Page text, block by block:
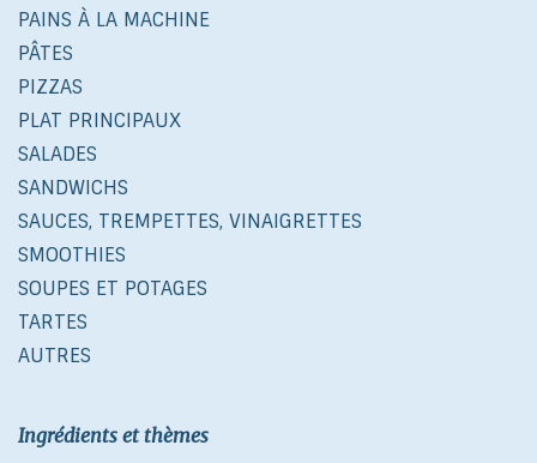
PAINS À LA MACHINE
PÂTES
PIZZAS
PLAT PRINCIPAUX
SALADES
SANDWICHS
SAUCES, TREMPETTES, VINAIGRETTES
SMOOTHIES
SOUPES ET POTAGES
TARTES
AUTRES
Ingrédients et thèmes